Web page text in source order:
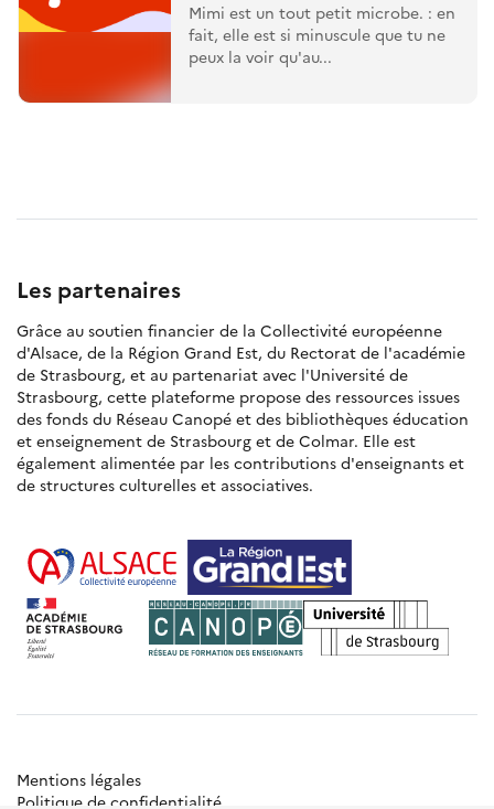
Mimi est un tout petit microbe. : en
fait, elle est si minuscule que tu ne
peux la voir qu'au...
Les partenaires
Grâce au soutien financier de la Collectivité européenne
d'Alsace, de la Région Grand Est, du Rectorat de l'académie
de Strasbourg, et au partenariat avec l'Université de
Strasbourg, cette plateforme propose des ressources issues
des fonds du Réseau Canopé et des bibliothèques éducation
et enseignement de Strasbourg et de Colmar. Elle est
également alimentée par les contributions d'enseignants et
de structures culturelles et associatives.
Mentions légales
Politique de confidentialité